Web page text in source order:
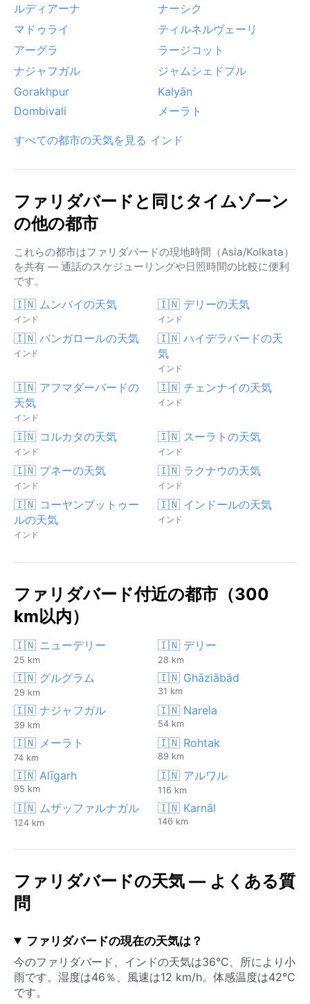
ルディアーナ
ナーシク
マドゥライ
ティルネルヴェーリ
アーグラ
ラージコット
ナジャフガル
ジャムシェドプル
Gorakhpur
Kalyān
Dombivali
メーラト
すべての都市の天気を見る インド
ファリダバードと同じタイムゾーン
の他の都市
これらの都市はファリダバードの現地時間（Asia/Kolkata）
を共有 — 通話のスケジューリングや日照時間の比較に便利
です。
🇮🇳 ムンバイの天気
インド
🇮🇳 デリーの天気
インド
🇮🇳 バンガロールの天気
インド
🇮🇳 ハイデラバードの天
気
インド
🇮🇳 アフマダーバードの
天気
インド
🇮🇳 チェンナイの天気
インド
🇮🇳 コルカタの天気
インド
🇮🇳 スーラトの天気
インド
🇮🇳 プネーの天気
インド
🇮🇳 ラクナウの天気
インド
🇮🇳 コーヤンブットゥー
ルの天気
インド
🇮🇳 インドールの天気
インド
ファリダバード付近の都市（300
km以内）
🇮🇳 ニューデリー
25 km
🇮🇳 デリー
28 km
🇮🇳 グルグラム
29 km
🇮🇳 Ghāziābād
31 km
🇮🇳 ナジャフガル
39 km
🇮🇳 Narela
54 km
🇮🇳 メーラト
74 km
🇮🇳 Rohtak
89 km
🇮🇳 Alīgarh
95 km
🇮🇳 アルワル
116 km
🇮🇳 ムザッファルナガル
124 km
🇮🇳 Karnāl
146 km
ファリダバードの天気 — よくある質
問
ファリダバードの現在の天気は？
今のファリダバード、インドの天気は36°C、所により小
雨です。湿度は46％、風速は12 km/h。体感温度は42°C
です。